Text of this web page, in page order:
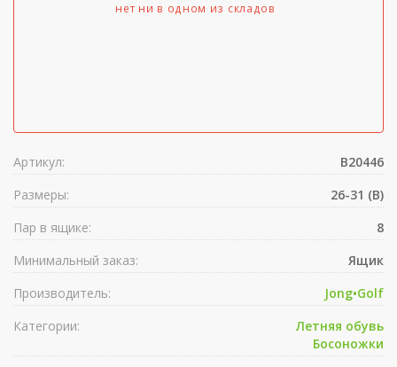
нет ни в одном из складов
Артикул:
B20446
Размеры:
26-31 (B)
Пар в ящике:
8
Минимальный заказ:
Ящик
Производитель:
Jong•Golf
Категории:
Летняя обувь
Босоножки